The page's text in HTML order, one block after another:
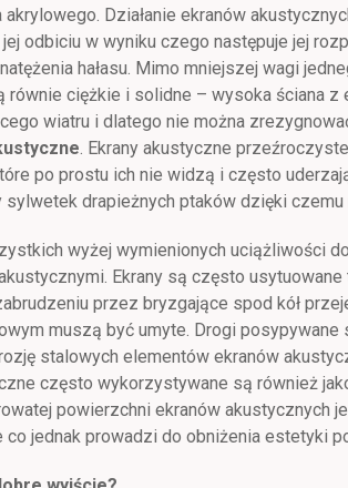
Działanie ekranów
odbiciu w wyniku czego następuje jej
hałasu. Mimo mniejszej wagi
równie ciężkie i solidne – wysoka ściana z
wiatru i dlatego nie można
. Ekrany akustyczne
po prostu ich nie widzą i często
sylwetek drapieżnych ptaków dzięki
wyżej wymienionych uciążliwości
Ekrany są często
przez bryzgające spod kół
muszą być umyte. Drogi
stalowych elementów ekranów
często wykorzystywane są również
powierzchni ekranów akustycznych
jednak prowadzi do obniżenia estetyki